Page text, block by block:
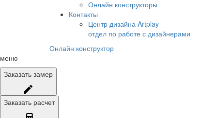
Онлайн конструкторы
Контакты
Центр дизайна Artplay
отдел по работе с дизайнерами
Онлайн конструктор
меню
Заказать замер
Заказать расчет